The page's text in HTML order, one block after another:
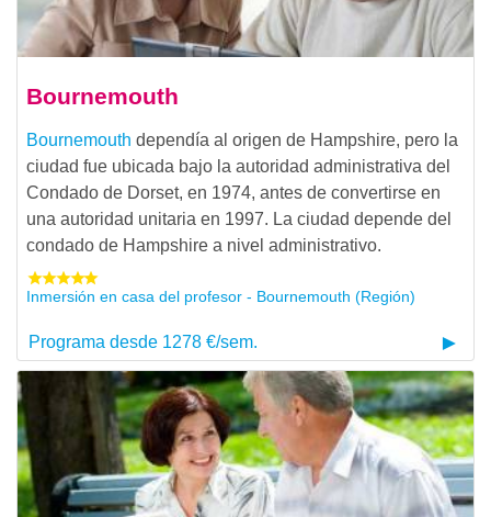
Bournemouth
Bournemouth dependía al origen de Hampshire, pero la
ciudad fue ubicada bajo la autoridad administrativa del
Condado de Dorset, en 1974, antes de convertirse en
una autoridad unitaria en 1997. La ciudad depende del
condado de Hampshire a nivel administrativo.
Inmersión en casa del profesor - Bournemouth (Región)
Programa desde 1278 €/sem.